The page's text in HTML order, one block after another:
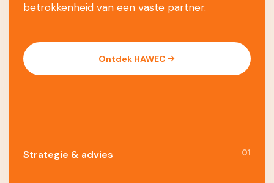
betrokkenheid van een vaste partner.
Ontdek HAWEC
Strategie & advies 01